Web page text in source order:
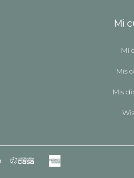
Mi
Mi
Mis
Mis